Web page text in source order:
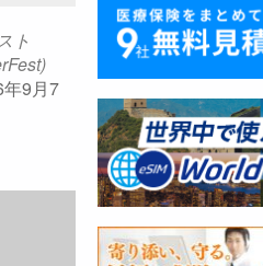
ト
9月7